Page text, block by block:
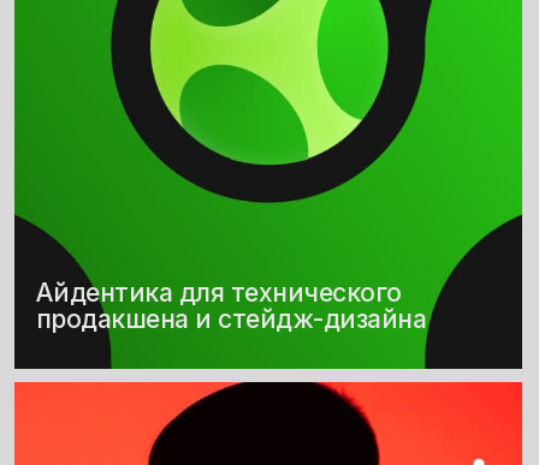
Айдентика для магазина
оригинальной техники